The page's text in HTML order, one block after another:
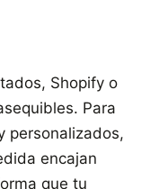
Shopify o
Para
personalizados,
encajan
que tu